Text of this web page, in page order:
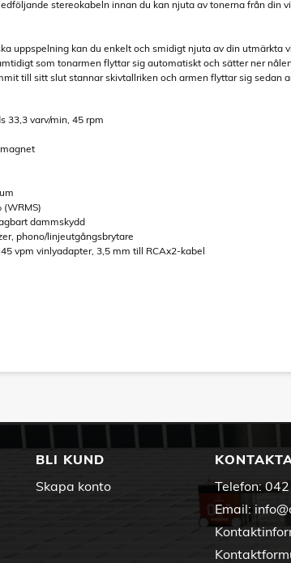
stereokabeln innan du kan njuta av tonerna från din
uppspelning kan du enkelt och smidigt njuta av din utmärkta
som tonarmen flyttar sig automatiskt och sätter ner
till sitt slut stannar skivtallriken och armen flyttar sig sedan
33,3 varv/min, 45 rpm
(WRMS)
dammskydd
phono/linjeutgångsbrytare
vpm vinlyadapter, 3,5 mm till RCAx2-kabel
BLI KUND
Skapa konto
Telefon:
Email: